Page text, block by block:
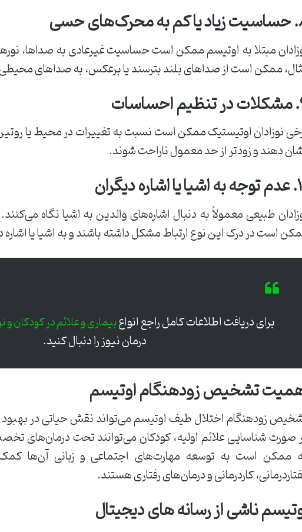
حسی
مبتلا به اوتیسم ممکن است حساسیت غیرعادی به صداها،
ممکن است از صداهای بلند بترسند یا برعکس، به صداهای
نوزادان اوتیستیک ممکن است نسبت به تغییرات در محیط یا
دهند و زودتر از حد معمول ناراحت شوند.
دیگران
طبیعی معمولاً به دنبال اشاره‌های والدین به اشیا نگاه می‌کنند.
است در درک این نوع ارتباط مشکل داشته باشند و به اشیا یا اشاره
برای دریافت اطلاعات کامل راجع انواعبیماری و علائم در کودکان و
درمان نیوز را دنبال کنید.
تشخیص زودهنگام اوتیسم
زودهنگام اختلال طیف اوتیسم می‌تواند نقش حیاتی در
صورت شناسایی علائم اولیه، کودکان می‌توانند تحت درمان‌های
ممکن است به توسعه مهارت‌های اجتماعی و زبانی آن‌ها
کاردرمانی و درمان‌های رفتاری هستند.
ناشی از رسانه‌ های دیجیتال